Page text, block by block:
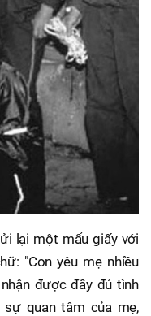
lại một mẩu giấy với
"Con yêu mẹ nhiều
được đầy đủ tình
quan tâm của mẹ,